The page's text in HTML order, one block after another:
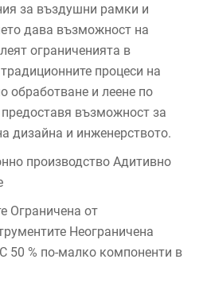
за въздушни рамки и
дава възможност на
ограниченията в
процеси на
обработване и леене по
възможност за
дизайна и инженерството.
производство Адитивно
Ограничена от
Неограничена
50 % по-малко компоненти в